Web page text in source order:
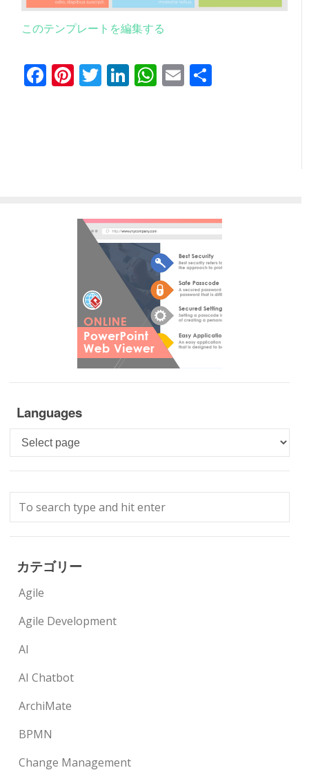
このテンプレートを編集する
Facebook
Pinterest
Twitter
LinkedIn
WhatsApp
Email
Languages
Languages
カテゴリー
Agile
Agile Development
AI
AI Chatbot
ArchiMate
BPMN
Change Management